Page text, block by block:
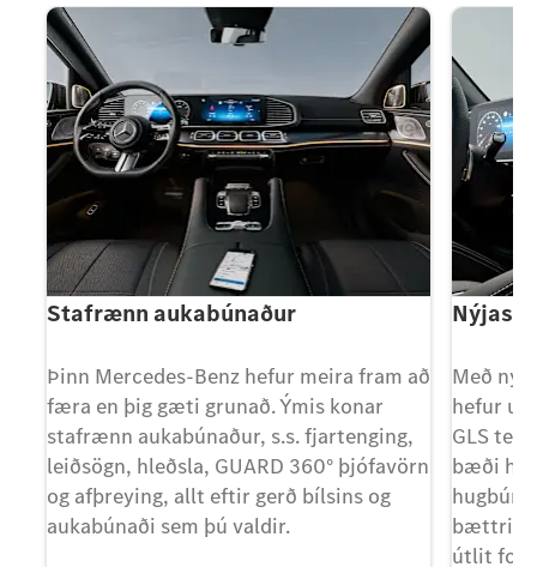
Stafrænn aukabúnaður
Þinn Mercedes-Benz hefur meira fram að
færa en þig gæti grunað. Ýmis konar
stafrænn aukabúnaður, s.s. fjartenging,
leiðsögn, hleðsla, GUARD 360° þjófavörn
og afþreying, allt eftir gerð bílsins og
aukabúnaði sem þú valdir.
Með
hefur
GLS
bæði
bættri
útlit